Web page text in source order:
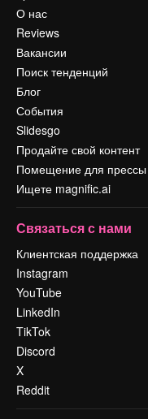
О нас
Reviews
Вакансии
Поиск тенденций
Блог
События
Slidesgo
Продайте свой контент
Помещение для прессы
Ищете magnific.ai
Связаться с нами
Клиентская поддержка
Instagram
YouTube
LinkedIn
TikTok
Discord
X
Reddit